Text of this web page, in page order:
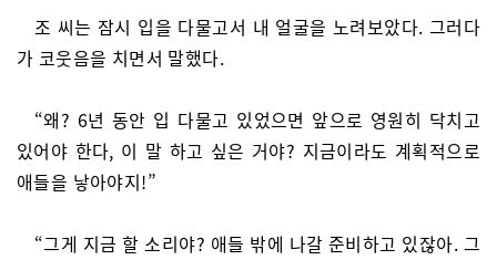
조 씨는 잠시 입을 다물고서 내 얼굴을 노려보았다. 그러다
가 코웃음을 치면서 말했다.
“왜? 6년 동안 입 다물고 있었으면 앞으로 영원히 닥치고
있어야 한다, 이 말 하고 싶은 거야? 지금이라도 계획적으로
애들을 낳아야지!”
“그게 지금 할 소리야? 애들 밖에 나갈 준비하고 있잖아. 그